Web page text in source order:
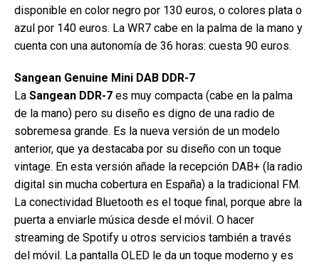
disponible en color negro por 130 euros, o colores plata o
azul por 140 euros. La WR7 cabe en la palma de la mano y
cuenta con una autonomía de 36 horas: cuesta 90 euros.
Sangean Genuine Mini DAB DDR-7
La Sangean DDR-7 es muy compacta (cabe en la palma
de la mano) pero su diseño es digno de una radio de
sobremesa grande. Es la nueva versión de un modelo
anterior, que ya destacaba por su diseño con un toque
vintage. En esta versión añade la recepción DAB+ (la radio
digital sin mucha cobertura en España) a la tradicional FM.
La conectividad Bluetooth es el toque final, porque abre la
puerta a enviarle música desde el móvil. O hacer
streaming de Spotify u otros servicios también a través
del móvil. La pantalla OLED le da un toque moderno y es